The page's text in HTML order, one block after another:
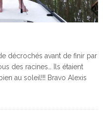
décrochés avant de finir par
des racines… Ils étaient
au soleil!!! Bravo Alexis